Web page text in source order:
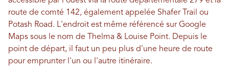
route de comté 142, également appelée Shafer Trail ou
Potash Road. L'endroit est même référencé sur Google
Maps sous le nom de Thelma & Louise Point. Depuis le
point de départ, il faut un peu plus d'une heure de route
pour emprunter l'un ou l'autre itinéraire.